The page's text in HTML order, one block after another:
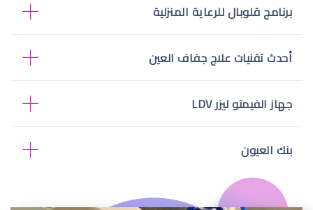
برنامج قلوبال للرعاية المنزلية
أحدث تقنيات علاج جفاف العين
جهاز الفيمتو ليزر LDV
بنك العيون